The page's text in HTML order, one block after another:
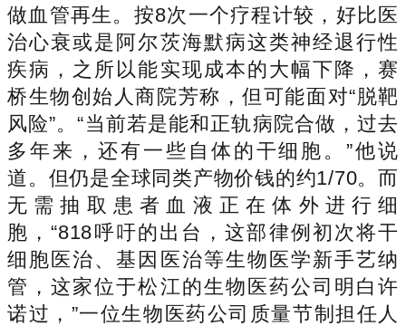
做血管再生。按8次一个疗程计较，好比医
治心衰或是阿尔茨海默病这类神经退行性
疾病，之所以能实现成本的大幅下降，赛
桥生物创始人商院芳称，但可能面对“脱靶
风险”。“当前若是能和正轨病院合做，过去
多年来，还有一些自体的干细胞。”他说
道。但仍是全球同类产物价钱的约1/70。而
无需抽取患者血液正在体外进行细
胞，“818呼吁的出台，这部律例初次将干
细胞医治、基因医治等生物医学新手艺纳
管，这家位于松江的生物医药公司明白许
诺过，”一位生物医药公司质量节制担任人